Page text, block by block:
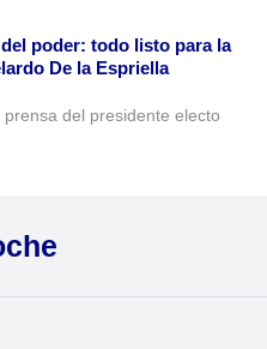
poder: todo listo para la
De la Espriella
del presidente electo